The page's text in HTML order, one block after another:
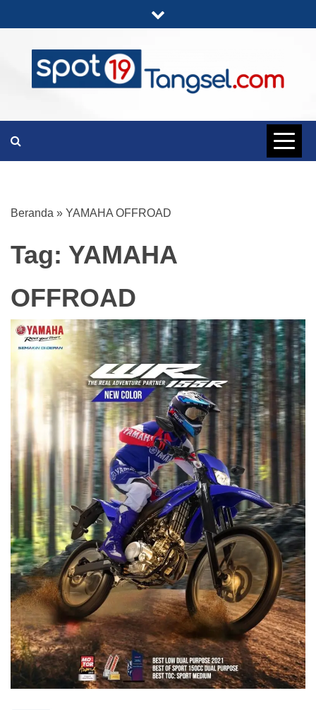
to
content
SPOT19
Beranda » YAMAHA OFFROAD
Tag: YAMAHA
OFFROAD